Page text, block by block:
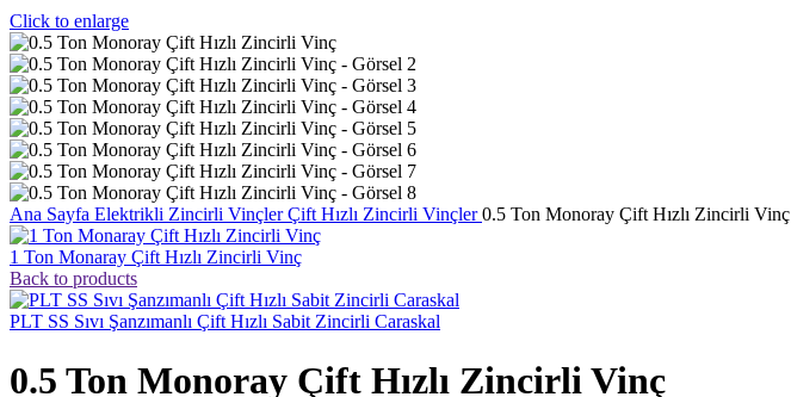
Click to enlarge
Ana Sayfa Elektrikli Zincirli VinçlerÇift Hızlı Zincirli Vinçler0.5 Ton Monoray Çift Hızlı Zincirli Vinç
1 Ton Monaray Çift Hızlı Zincirli Vinç
Back to products
PLT SS Sıvı Şanzımanlı Çift Hızlı Sabit Zincirli Caraskal
0.5 Ton Monoray Çift Hızlı Zincirli Vinç